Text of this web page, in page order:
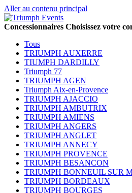
Aller au contenu principal
Concessionnaires Choisissez votre
Tous
TRIUMPH AUXERRE
TIUMPH DARDILLY
Triumph 77
TRIUMPH AGEN
Triumph Aix-en-Provence
TRIUMPH AJACCIO
TRIUMPH AMBUTRIX
TRIUMPH AMIENS
TRIUMPH ANGERS
TRIUMPH ANGLET
TRIUMPH ANNECY
TRIUMPH PROVENCE
TRIUMPH BESANCON
TRIUMPH BONNEUIL SUR
TRIUMPH BORDEAUX
TRIUMPH BOURGES